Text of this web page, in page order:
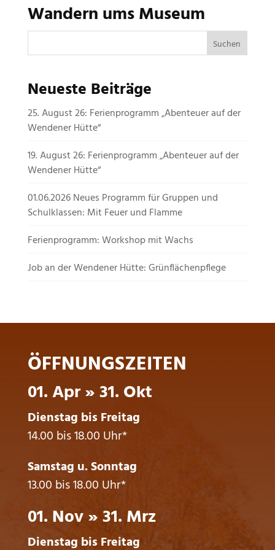
Wandern ums Museum
Neueste Beiträge
25. August 26: Ferienprogramm „Abenteuer auf der
Wendener Hütte“
19. August 26: Ferienprogramm „Abenteuer auf der
Wendener Hütte“
01.06.2026 Neues Programm für Gruppen und
Schulklassen: Mit Feuer und Flamme
Ferienprogramm: Workshop mit Wachs
Job an der Wendener Hütte: Grünflächenpflege
ÖFFNUNGSZEITEN
01. Apr » 31. Okt
Dienstag bis Freitag
14.00 bis 18.00 Uhr*
Samstag u. Sonntag
13.00 bis 18.00 Uhr*
01. Nov » 31. Mrz
Dienstag bis Freitag